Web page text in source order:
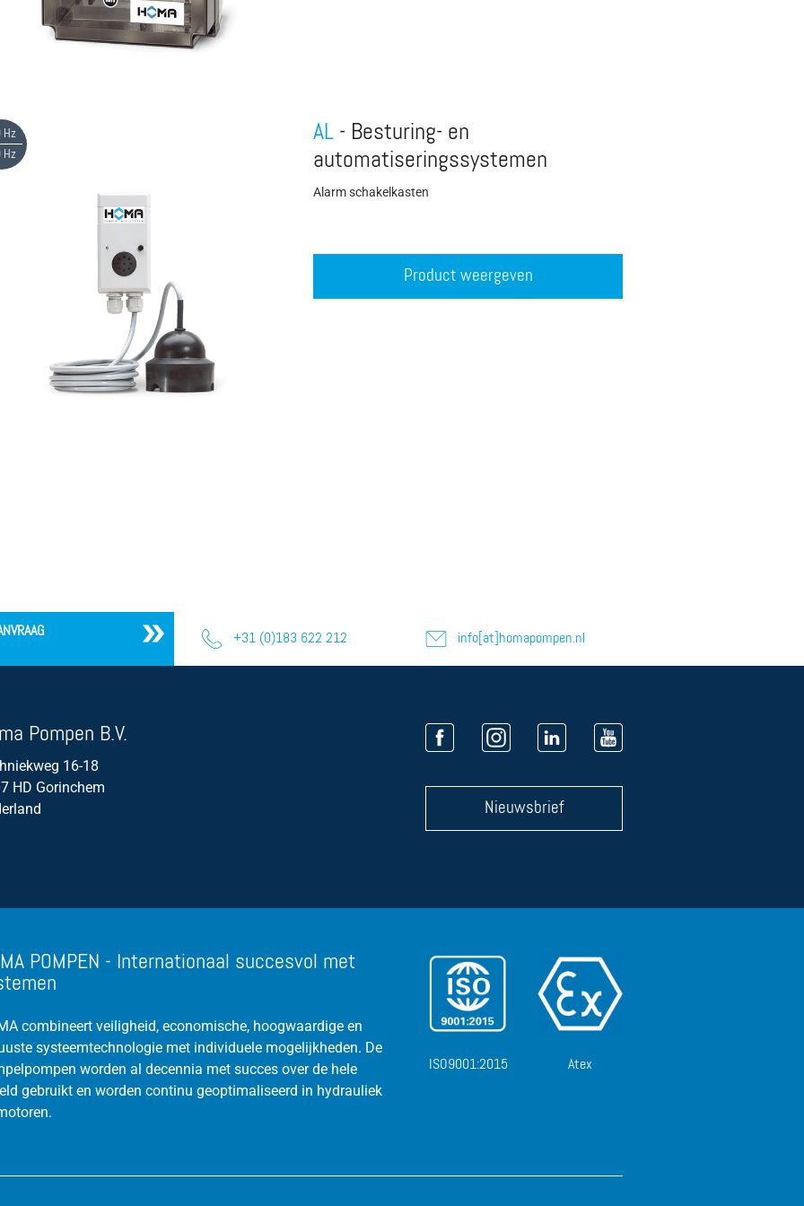
Hz
Hz
AL - Besturing- en
automatiseringssystemen
Alarm schakelkasten
Product weergeven
+31 (0)183 622 212 info[at]homapompen.nl
Pompen B.V.
16-18
HD Gorinchem
Nieuwsbrief
POMPEN - Internationaal succesvol met
combineert veiligheid, economische, hoogwaardige en
systeemtechnologie met individuele mogelijkheden. De
worden al decennia met succes over de hele
gebruikt en worden continu geoptimaliseerd in hydrauliek
ISO9001:2015 Atex